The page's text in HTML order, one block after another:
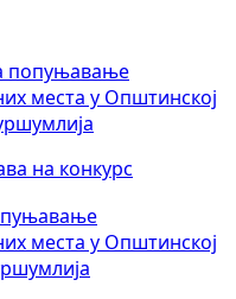
попуњавање
места у Општинској
на конкурс
места у Општинској